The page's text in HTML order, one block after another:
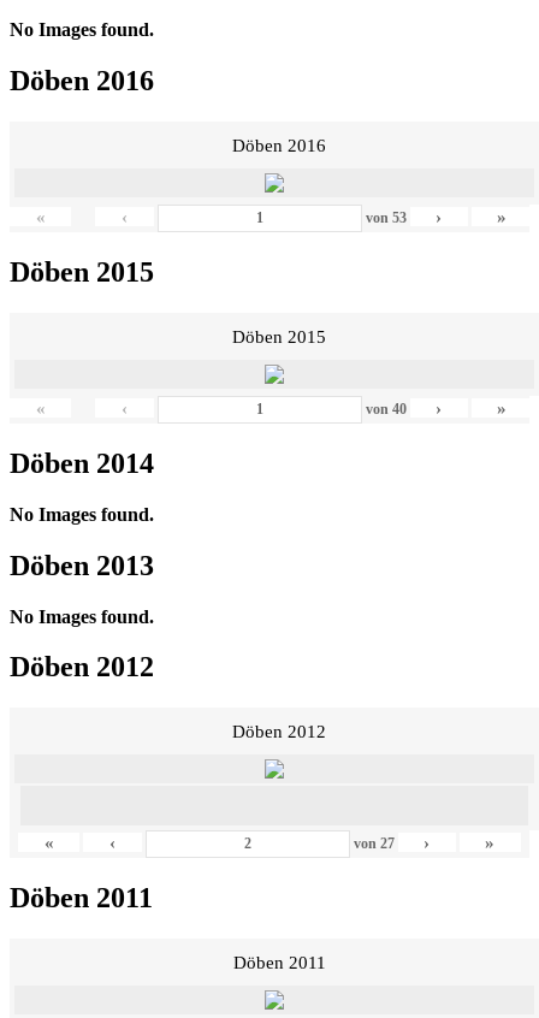
No Images found.
Döben 2016
Döben 2016
« ‹ von 53 › »
Döben 2015
Döben 2015
« ‹ von 40 › »
Döben 2014
No Images found.
Döben 2013
No Images found.
Döben 2012
Döben 2012
« ‹ von 27 › »
Döben 2011
Döben 2011